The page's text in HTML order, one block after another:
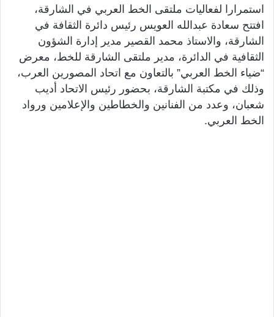
استمرارا لفعاليات ملتقى الخط العربي في الشارقة،
افتتح سعادة عبدالله العويس رئيس دائرة الثقافة في
الشارقة، والاستاذ محمد القصير مدير إدارة الشؤون
الثقافية في الدائرة، مدير ملتقى الشارقة للخط، معرض
“ضياء الخط العربي” بالتعاون مع اتحاد المصورين العرب،
وذلك في مكتبة الشارقة، بحضور رئيس الاتحاد أديب
شعبان، وعدد من الفنانين والخطاطين والإعلامين ورواد
الخط العربي.